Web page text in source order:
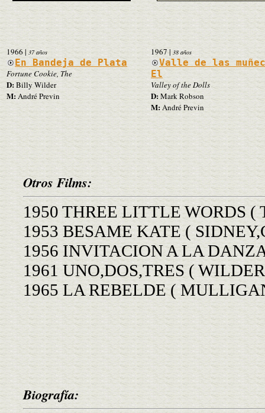
1966| 37 años
En Bandeja de Plata
Fortune Cookie, The
D:Billy Wilder
M:André Previn
1967| 38 años
Valle de las
El
Valley of the Dolls
D:Mark Robson
M:André Previn
Otros Films:
1950 THREE LITTLE WORDS (
1953 BESAME KATE (
1956 INVITACION A LA
1961 UNO,DOS,TRES (
1965 LA REBELDE (
Biografía: